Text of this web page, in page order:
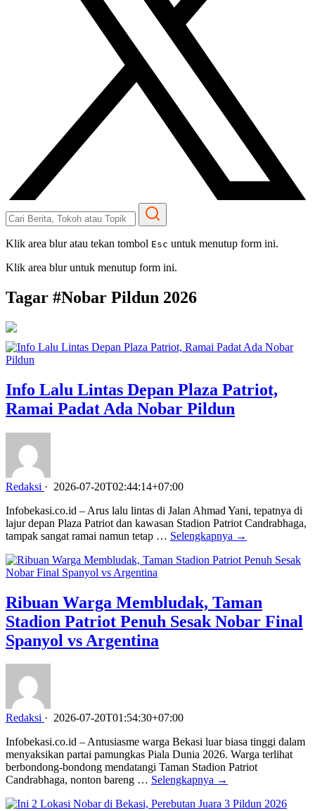
Klik area blur atau tekan tombol Esc untuk menutup form ini.
Klik area blur untuk menutup form ini.
Tagar #Nobar Pildun 2026
Info Lalu Lintas Depan Plaza Patriot,
Ramai Padat Ada Nobar Pildun
Redaksi · 2026-07-20T02:44:14+07:00
Infobekasi.co.id – Arus lalu lintas di Jalan Ahmad Yani, tepatnya di
lajur depan Plaza Patriot dan kawasan Stadion Patriot Candrabhaga,
tampak sangat ramai namun tetap … Selengkapnya →
Ribuan Warga Membludak, Taman
Stadion Patriot Penuh Sesak Nobar Final
Spanyol vs Argentina
Redaksi · 2026-07-20T01:54:30+07:00
Infobekasi.co.id – Antusiasme warga Bekasi luar biasa tinggi dalam
menyaksikan partai pamungkas Piala Dunia 2026. Warga terlihat
berbondong-bondong mendatangi Taman Stadion Patriot
Candrabhaga, nonton bareng … Selengkapnya →